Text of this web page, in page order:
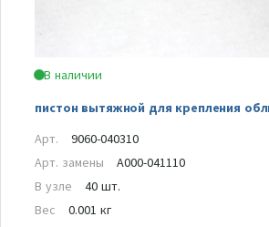
В наличии
пистон вытяжной для крепления
Арт.
9060-040310
Арт. замены
A000-041110
В узле
40 шт.
Вес
0.001 кг